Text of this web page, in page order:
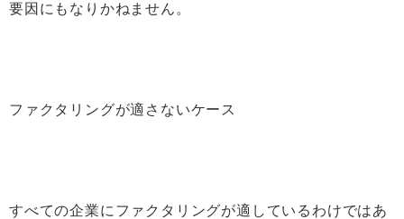
要因にもなりかねません。
ファクタリングが適さないケース
すべての企業にファクタリングが適しているわけではあ